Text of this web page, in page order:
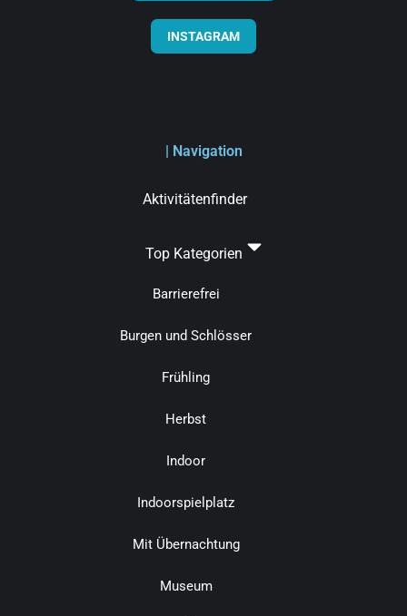
INSTAGRAM
| Navigation
Aktivitätenfinder
Top Kategorien
Barrierefrei
Burgen und Schlösser
Frühling
Herbst
Indoor
Indoorspielplatz
Mit Übernachtung
Museum